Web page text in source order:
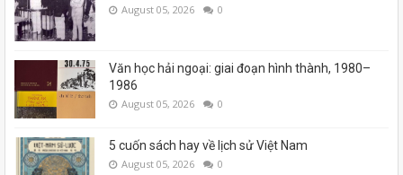
August 05, 2026 0
Văn học hải ngoại: giai đoạn hình thành, 1980–
1986
August 05, 2026 0
5 cuốn sách hay về lịch sử Việt Nam
August 05, 2026 0